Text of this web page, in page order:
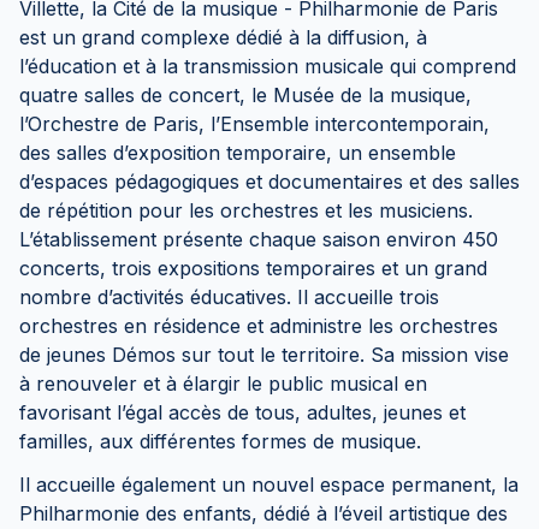
Villette, la Cité de la musique - Philharmonie de Paris
est un grand complexe dédié à la diffusion, à
l’éducation et à la transmission musicale qui comprend
quatre salles de concert, le Musée de la musique,
l’Orchestre de Paris, l’Ensemble intercontemporain,
des salles d’exposition temporaire, un ensemble
d’espaces pédagogiques et documentaires et des salles
de répétition pour les orchestres et les musiciens.
L’établissement présente chaque saison environ 450
concerts, trois expositions temporaires et un grand
nombre d’activités éducatives. Il accueille trois
orchestres en résidence et administre les orchestres
de jeunes Démos sur tout le territoire. Sa mission vise
à renouveler et à élargir le public musical en
favorisant l’égal accès de tous, adultes, jeunes et
familles, aux différentes formes de musique.
Il accueille également un nouvel espace permanent, la
Philharmonie des enfants, dédié à l’éveil artistique des